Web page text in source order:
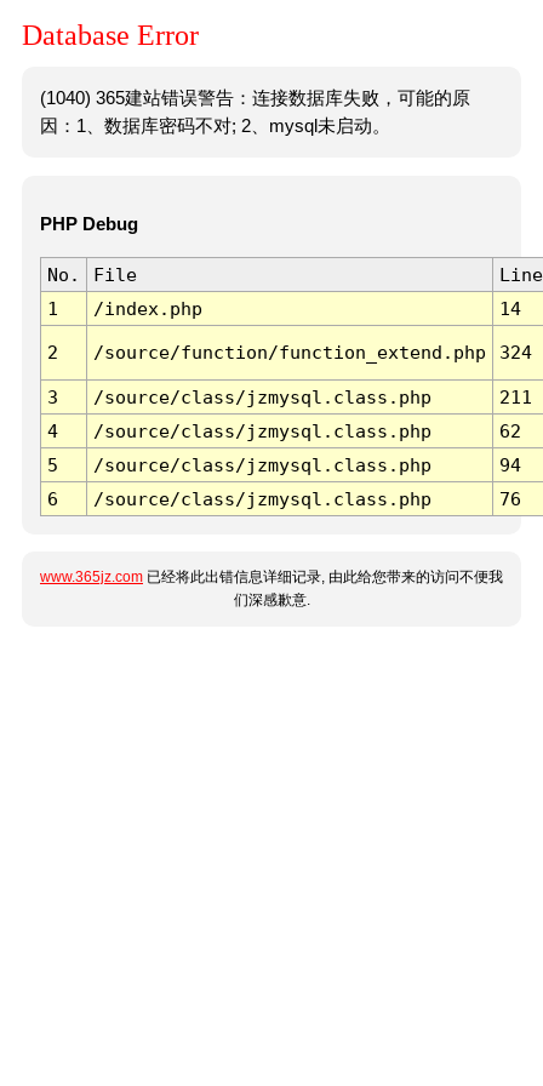
Database Error
(1040) 365建站错误警告：连接数据库失败，可能的原
因：1、数据库密码不对; 2、mysql未启动。
PHP Debug
No. File
Line
1
/index.php 14
2 /source/function/function_extend.php 324
3 /source/class/jzmysql.class.php
211
4
/source/class/jzmysql.class.php
62
5
/source/class/jzmysql.class.php
94
6
/source/class/jzmysql.class.php 76
www.365jz.com 已经将此出错信息详细记录, 由此给您带来的访问不便我
们深感歉意.